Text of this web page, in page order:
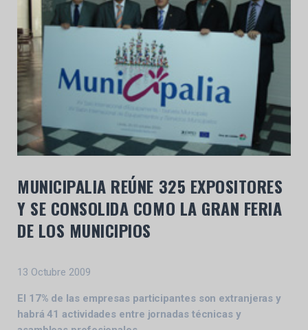
MUNICIPALIA REÚNE 325 EXPOSITORES
Y SE CONSOLIDA COMO LA GRAN FERIA
DE LOS MUNICIPIOS
13 Octubre 2009
El 17% de las empresas participantes son extranjeras y
habrá 41 actividades entre jornadas técnicas y